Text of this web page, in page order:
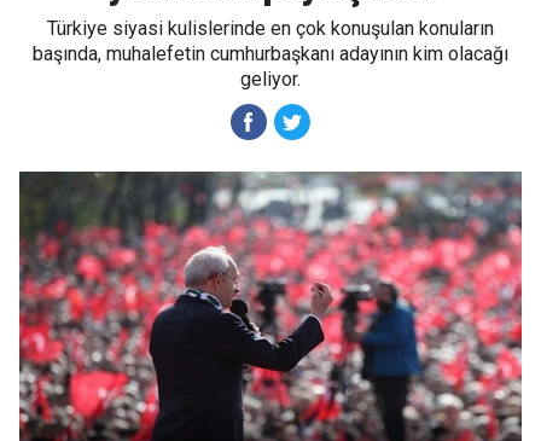
Türkiye siyasi kulislerinde en çok konuşulan konuların
başında, muhalefetin cumhurbaşkanı adayının kim olacağı
geliyor.